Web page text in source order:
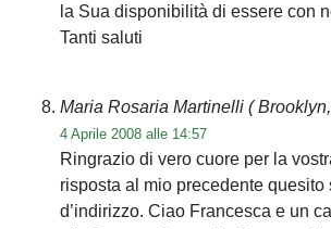
la Sua disponibilità di essere con
Tanti saluti
Maria Rosaria Martinelli (
4 Aprile 2008 alle 14:57
Ringrazio di vero cuore per la
risposta al mio precedente quesito
d’indirizzo. Ciao Francesca e un